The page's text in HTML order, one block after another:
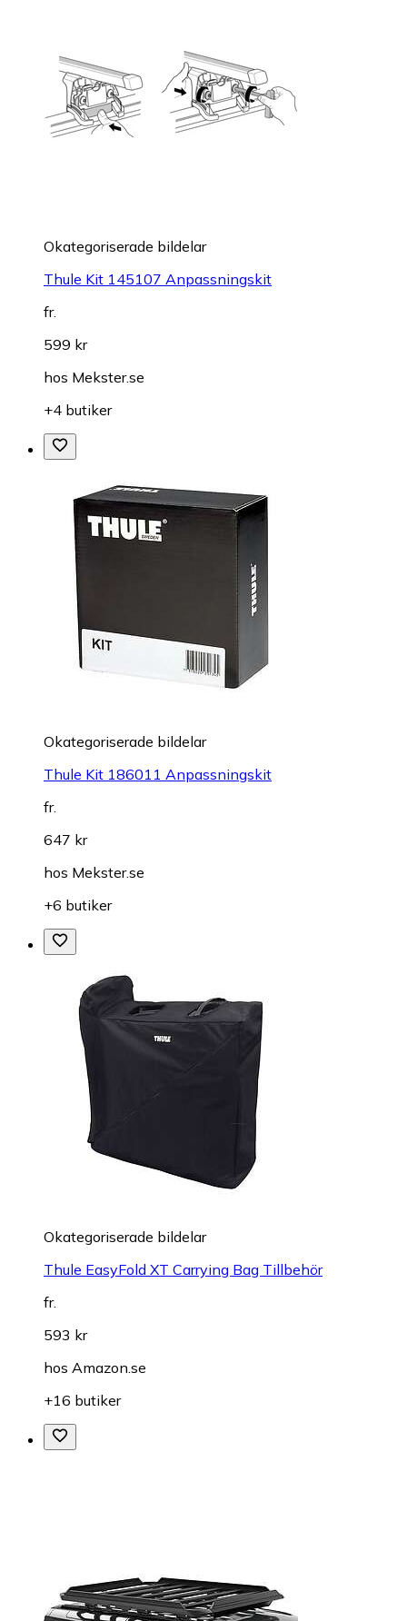
Okategoriserade bildelar
Thule Kit 145107 Anpassningskit
fr.
599 kr
hos Mekster.se
+4 butiker
Okategoriserade bildelar
Thule Kit 186011 Anpassningskit
fr.
647 kr
hos Mekster.se
+6 butiker
Okategoriserade bildelar
Thule EasyFold XT Carrying Bag Tillbehör
fr.
593 kr
hos Amazon.se
+16 butiker